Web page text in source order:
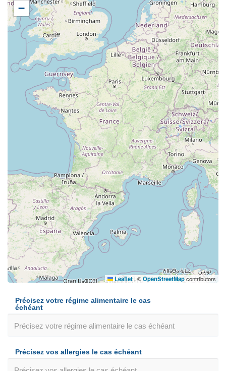
−
Leaflet|©OpenStreetMapcontributors
Précisez votre régime alimentaire le cas
échéant
Précisez vos allergies le cas échéant